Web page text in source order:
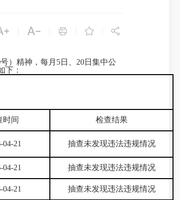
   
）精神，每月5日、20日集中公
下：
时间 检查结果
04-21 抽查未发现违法违规情况
04-21 抽查未发现违法违规情况
04-21 抽查未发现违法违规情况